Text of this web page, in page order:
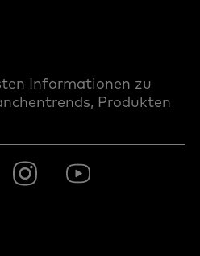
Informationen zu
Produkten
InstagramYouTube